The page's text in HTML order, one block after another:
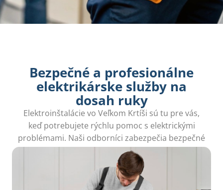
Bezpečné a profesionálne
elektrikárske služby na
dosah ruky
Elektroinštalácie vo Veľkom Krtíši sú tu pre vás,
keď potrebujete rýchlu pomoc s elektrickými
problémami. Naši odborníci zabezpečia bezpečné
a efektívne riešenia, aby váš domov opäť žiaril.